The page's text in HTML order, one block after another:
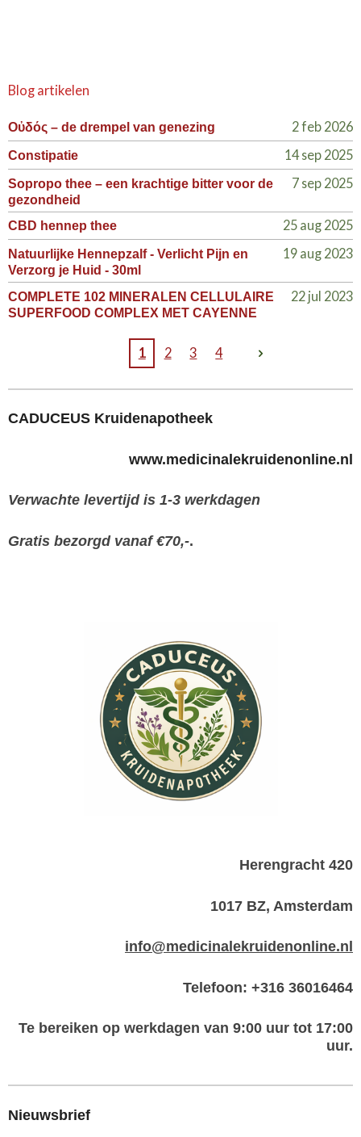
Blog artikelen
Οὐδός – de drempel van genezing 2 feb 2026
Constipatie 14 sep 2025
Sopropo thee – een krachtige bitter voor de
gezondheid
7 sep 2025
CBD hennep thee 25 aug 2025
Natuurlijke Hennepzalf - Verlicht Pijn en
Verzorg je Huid - 30ml
19 aug 2023
COMPLETE 102 MINERALEN CELLULAIRE
SUPERFOOD COMPLEX MET CAYENNE
22 jul 2023
1 2 3 4
CADUCEUS Kruidenapotheek
www.medicinalekruidenonline.nl
Verwachte levertijd is 1-3 werkdagen
Gratis bezorgd vanaf €70,-.
Herengracht 420
1017 BZ, Amsterdam
info@medicinalekruidenonline.nl
Telefoon: +316 36016464
Te bereiken op werkdagen van 9:00 uur tot 17:00
uur.
Nieuwsbrief